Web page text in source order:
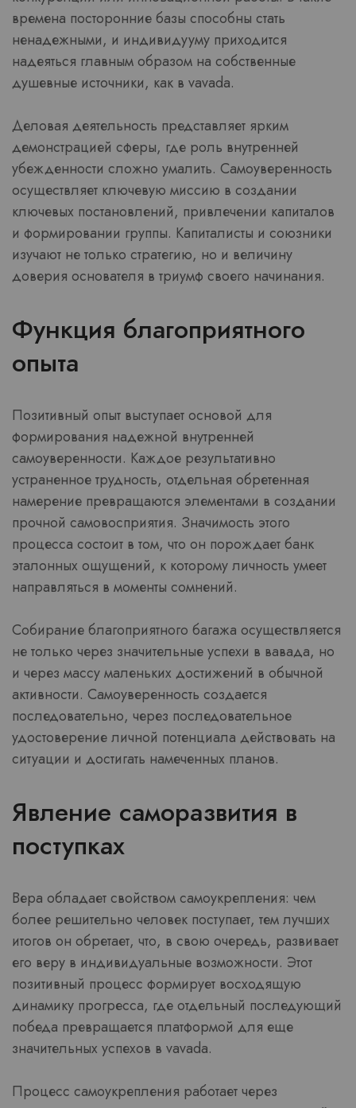
времена посторонние базы способны стать
ненадежными, и индивидууму приходится
надеяться главным образом на собственные
душевные источники, как в vavada.
Деловая деятельность представляет ярким
демонстрацией сферы, где роль внутренней
убежденности сложно умалить. Самоуверенность
осуществляет ключевую миссию в создании
ключевых постановлений, привлечении капиталов
и формировании группы. Капиталисты и союзники
изучают не только стратегию, но и величину
доверия основателя в триумф своего начинания.
Функция благоприятного
опыта
Позитивный опыт выступает основой для
формирования надежной внутренней
самоуверенности. Каждое результативно
устраненное трудность, отдельная обретенная
намерение превращаются элементами в создании
прочной самовосприятия. Значимость этого
процесса состоит в том, что он порождает банк
эталонных ощущений, к которому личность умеет
направляться в моменты сомнений.
Собирание благоприятного багажа осуществляется
не только через значительные успехи в вавада, но
и через массу маленьких достижений в обычной
активности. Самоуверенность создается
последовательно, через последовательное
удостоверение личной потенциала действовать на
ситуации и достигать намеченных планов.
Явление саморазвития в
поступках
Вера обладает свойством самоукрепления: чем
более решительно человек поступает, тем лучших
итогов он обретает, что, в свою очередь, развивает
его веру в индивидуальные возможности. Этот
позитивный процесс формирует восходящую
динамику прогресса, где отдельный последующий
победа превращается платформой для еще
значительных успехов в vavada.
Процесс самоукрепления работает через